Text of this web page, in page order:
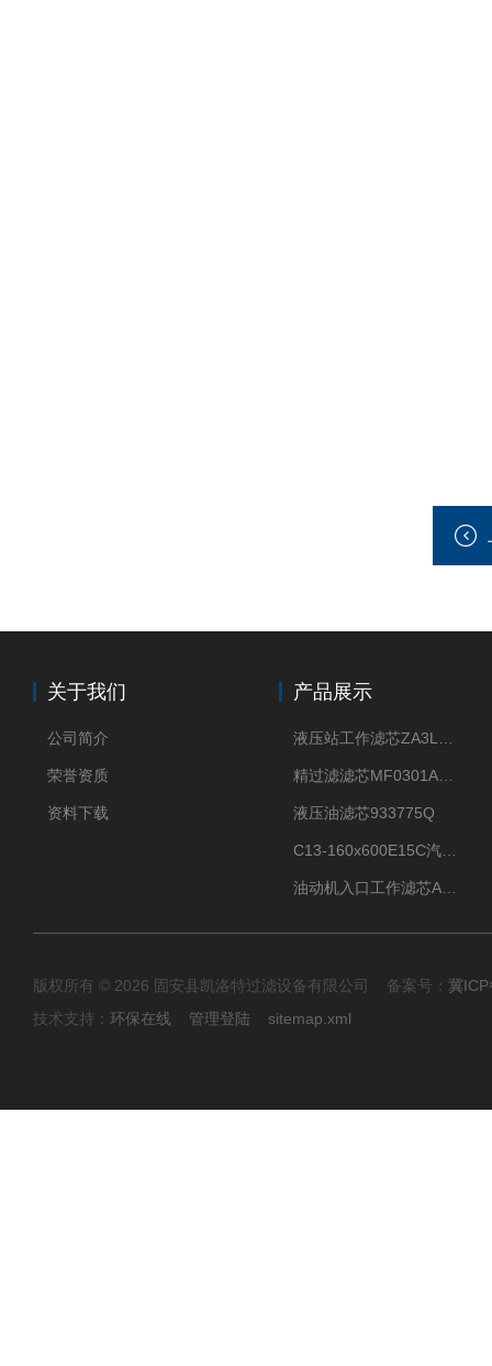
关于我们
公司简介
荣誉资质
资料下载
产品展示
液压油滤芯933775Q
版权所有 © 2026 固安县凯洛特过滤设备有限公司 备案号： 冀
技术支持： 环保在线 管理登陆 sitemap.xml